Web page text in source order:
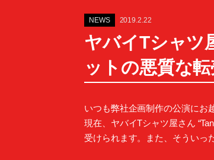
NEWS 2019.2.22
ヤバイTシャツ
ットの悪質な
いつも弊社企画制作の公演にお
現在、ヤバイTシャツ屋さん
受けられます。また、そういっ